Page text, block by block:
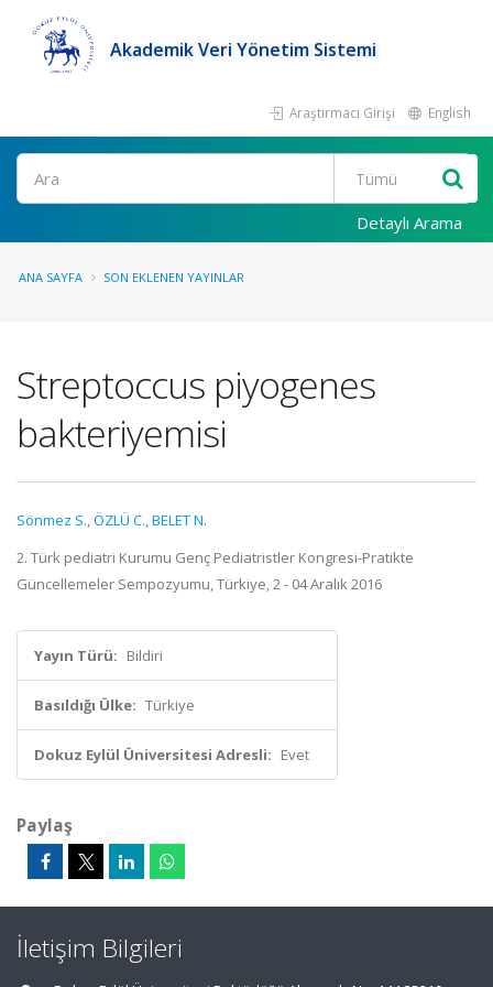
Akademik Veri Yönetim Sistemi
Araştırmacı Girişi English
Ara
Detaylı Arama
ANA SAYFA SON EKLENEN YAYINLAR
Streptoccus piyogenes
bakteriyemisi
Sönmez S.,ÖZLÜ C.,BELET N.
2. Türk pediatri Kurumu Genç Pediatristler Kongresi-Pratikte
Güncellemeler Sempozyumu, Türkiye, 2 - 04 Aralık 2016
Yayın Türü: Bildiri
Basıldığı Ülke: Türkiye
Dokuz Eylül Üniversitesi Adresli: Evet
Paylaş
İletişim Bilgileri